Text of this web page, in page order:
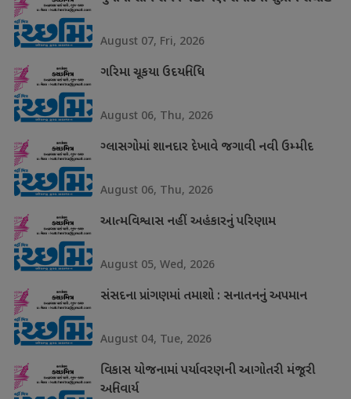
August 07, Fri, 2026
ગરિમા ચૂકયા ઉદયનિધિ
August 06, Thu, 2026
ગ્લાસગોમાં શાનદાર દેખાવે જગાવી નવી ઉમ્મીદ
August 06, Thu, 2026
આત્મવિશ્વાસ નહીં અહંકારનું પરિણામ
August 05, Wed, 2026
સંસદના પ્રાંગણમાં તમાશો : સનાતનનું અપમાન
August 04, Tue, 2026
વિકાસ યોજનામાં પર્યાવરણની આગોતરી મંજૂરી
અનિવાર્ય